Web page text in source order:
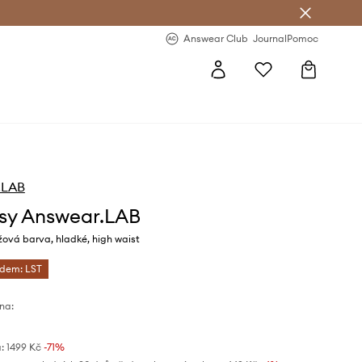
Answear Club JournalPomoc
Answear.LAB
barva, hladké, high waist
LST
1499 Kč-71%